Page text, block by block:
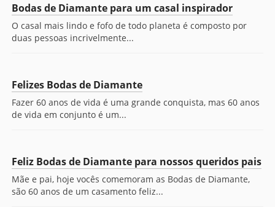
Bodas de Diamante para um casal inspirador
O casal mais lindo e fofo de todo planeta é composto por
duas pessoas incrivelmente...
Felizes Bodas de Diamante
Fazer 60 anos de vida é uma grande conquista, mas 60 anos
de vida em conjunto é um...
Feliz Bodas de Diamante para nossos queridos pais
Mãe e pai, hoje vocês comemoram as Bodas de Diamante,
são 60 anos de um casamento feliz...